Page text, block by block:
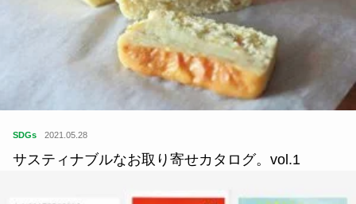
SDGs 2021.05.28
サスティナブルなお取り寄せカタログ。vol.1